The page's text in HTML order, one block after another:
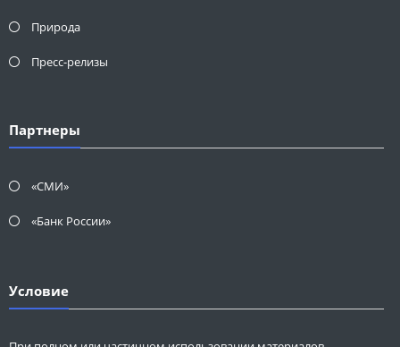
Природа
Пресс-релизы
Партнеры
«СМИ»
«Банк России»
Условие